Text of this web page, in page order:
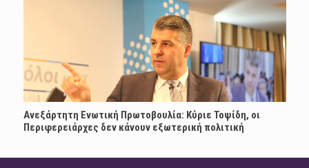
Ανεξάρτητη Ενωτική Πρωτοβουλία: Κύριε Τοψίδη, οι
Περιφερειάρχες δεν κάνουν εξωτερική πολιτική